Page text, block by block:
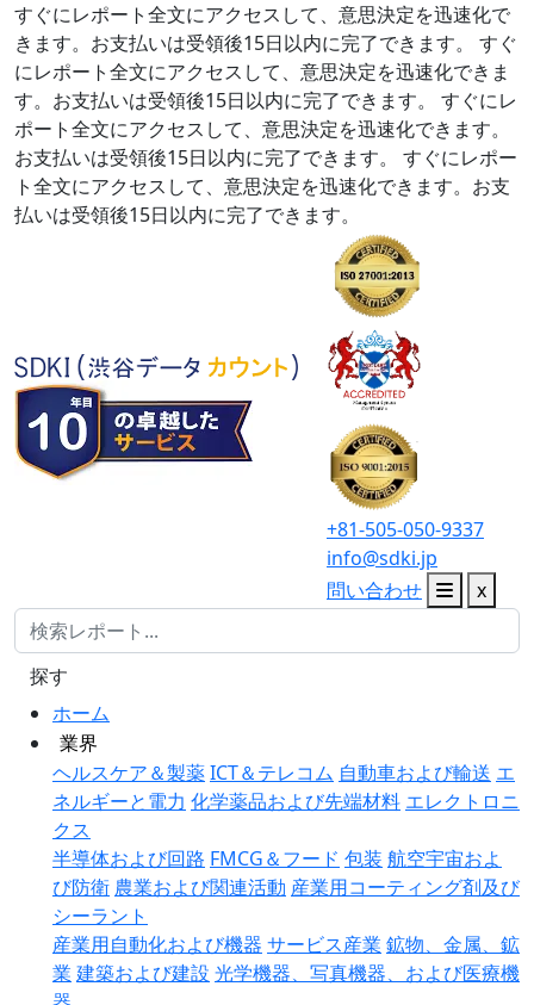
すぐにレポート全文にアクセスして、意思決定を迅速化で
きます。お支払いは受領後15日以内に完了できます。
すぐ
にレポート全文にアクセスして、意思決定を迅速化できま
す。お支払いは受領後15日以内に完了できます。
すぐにレ
ポート全文にアクセスして、意思決定を迅速化できます。
お支払いは受領後15日以内に完了できます。
すぐにレポー
ト全文にアクセスして、意思決定を迅速化できます。お支
払いは受領後15日以内に完了できます。
+81-505-050-9337
info@sdki.jp
問い合わせ
x
ホーム
業界
ヘルスケア＆製薬ICT＆テレコム 自動車および輸送 エ
ネルギーと電力 化学薬品および先端材料 エレクトロニ
クス
半導体および回路 FMCG＆フード 包装 航空宇宙およ
び防衛 農業および関連活動 産業用コーティング剤及び
シーラント
産業用自動化および機器 サービス産業 鉱物、金属、鉱
業 建築および建設 光学機器、写真機器、および医療機
探す